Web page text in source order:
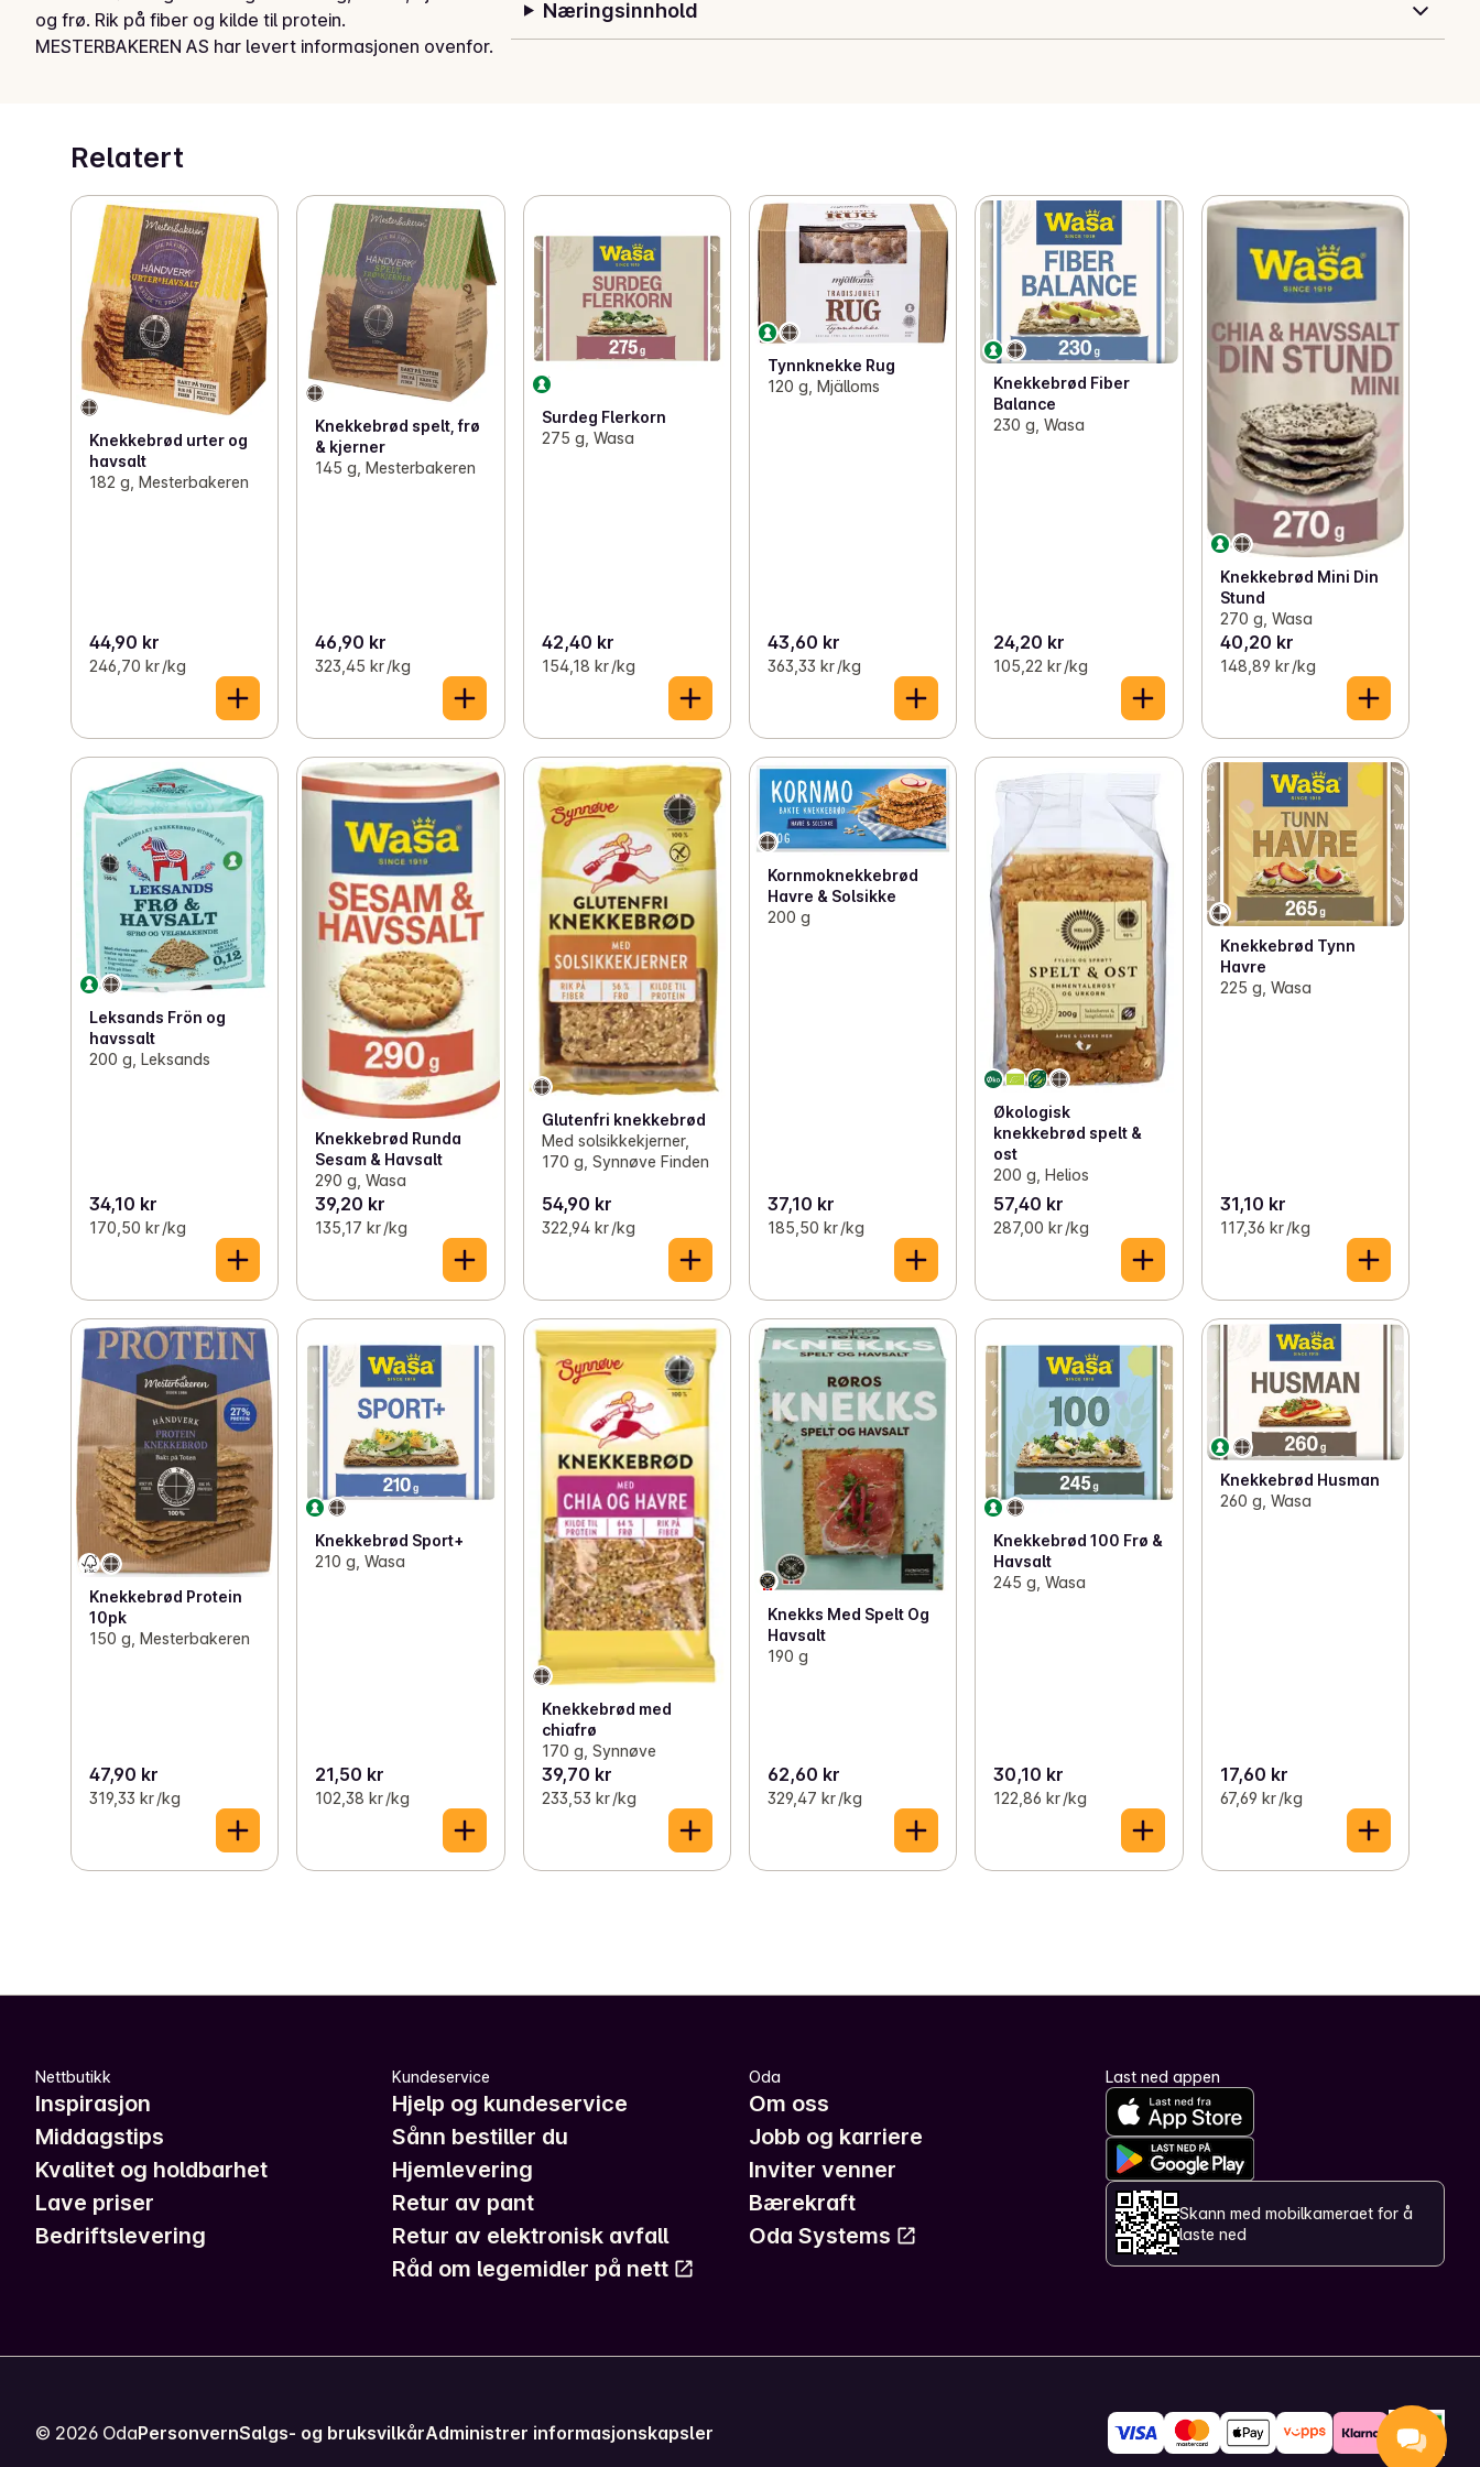
og frø. Rik på fiber og kilde til protein.
MESTERBAKEREN AS har levert informasjonen ovenfor.
Næringsinnhold
Relatert
Knekkebrød urter og
havsalt
182 g, Mesterbakeren
44,90 kr
246,70 kr /kg
Knekkebrød spelt, frø
& kjerner
145 g, Mesterbakeren
46,90 kr
323,45 kr /kg
Surdeg Flerkorn
275 g, Wasa
42,40 kr
154,18 kr /kg
Tynnknekke Rug
120 g, Mjälloms
43,60 kr
363,33 kr /kg
Knekkebrød Fiber
Balance
230 g, Wasa
24,20 kr
105,22 kr /kg
Knekkebrød Mini Din
Stund
270 g, Wasa
40,20 kr
148,89 kr /kg
Leksands Frön og
havssalt
200 g, Leksands
34,10 kr
170,50 kr /kg
Knekkebrød Runda
Sesam & Havsalt
290 g, Wasa
39,20 kr
135,17 kr /kg
Glutenfri knekkebrød
Med solsikkekjerner,
170 g, Synnøve Finden
54,90 kr
322,94 kr /kg
Kornmoknekkebrød
Havre & Solsikke
200 g
37,10 kr
185,50 kr /kg
Økologisk
knekkebrød spelt &
ost
200 g, Helios
57,40 kr
287,00 kr /kg
Knekkebrød Tynn
Havre
225 g, Wasa
31,10 kr
117,36 kr /kg
Knekkebrød Protein
10pk
150 g, Mesterbakeren
47,90 kr
319,33 kr /kg
Knekkebrød Sport+
210 g, Wasa
21,50 kr
102,38 kr /kg
Knekkebrød med
chiafrø
170 g, Synnøve
39,70 kr
233,53 kr /kg
Knekks Med Spelt Og
Havsalt
190 g
62,60 kr
329,47 kr /kg
Knekkebrød 100 Frø &
Havsalt
245 g, Wasa
30,10 kr
122,86 kr /kg
Knekkebrød Husman
260 g, Wasa
17,60 kr
67,69 kr /kg
Nettbutikk
Inspirasjon
Middagstips
Kvalitet og holdbarhet
Lave priser
Bedriftslevering
Kundeservice
Hjelp og kundeservice
Sånn bestiller du
Hjemlevering
Retur av pant
Retur av elektronisk avfall
Råd om legemidler på nett
Oda
Om oss
Jobb og karriere
Inviter venner
Bærekraft
Oda Systems
Last ned appen
Skann med mobilkameraet for å
laste ned
© 2026 OdaPersonvernSalgs- og bruksvilkårAdministrer informasjonskapsler